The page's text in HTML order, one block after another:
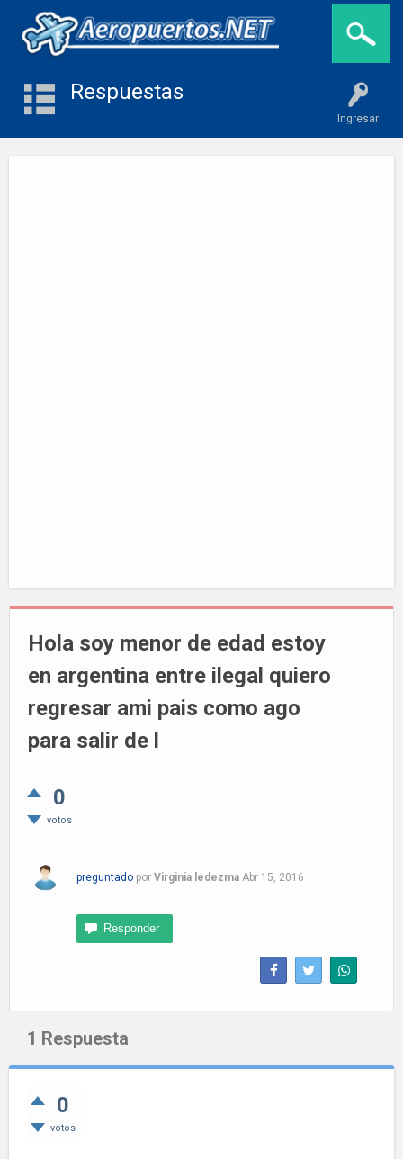
Ingresar
Respuestas
Hola soy menor de edad estoy
en argentina entre ilegal quiero
regresar ami pais como ago
para salir de l
0
votos
preguntado por Virginia ledezma Abr 15, 2016
1 Respuesta
0
votos